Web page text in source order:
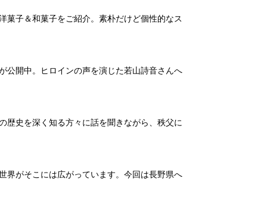
菓子＆和菓子をご紹介。素朴だけど個性的なス
公開中。ヒロインの声を演じた若山詩音さんへ
歴史を深く知る方々に話を聞きながら、秩父に
がそこには広がっています。今回は長野県へ